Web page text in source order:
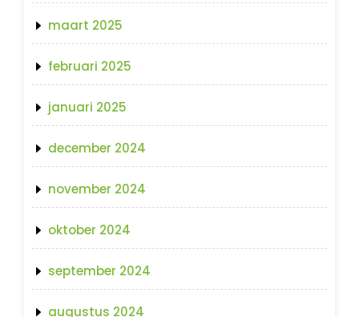
maart 2025
februari 2025
januari 2025
december 2024
november 2024
oktober 2024
september 2024
augustus 2024